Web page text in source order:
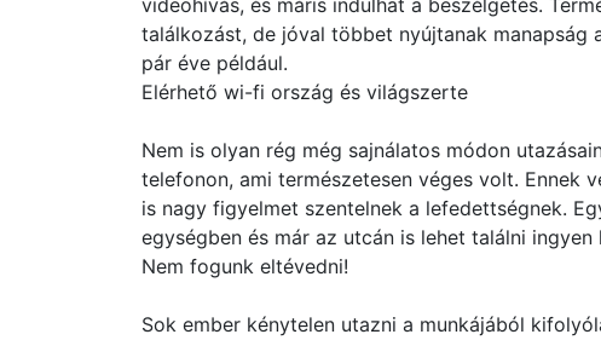
videohívás, és máris indulhat a beszélgetés.
találkozást, de jóval többet nyújtanak
pár éve például.
Elérhető wi-fi ország és világszerte
Nem is olyan rég még sajnálatos módon
telefonon, ami természetesen véges volt. Ennek
is nagy figyelmet szentelnek a lefedettségnek.
egységben és már az utcán is lehet találni ingyen
Nem fogunk eltévedni!
Sok ember kénytelen utazni a munkájából